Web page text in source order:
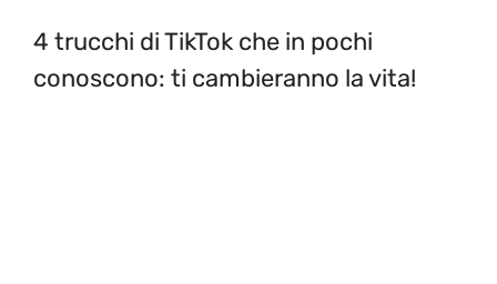
4 trucchi di TikTok che in pochi
conoscono: ti cambieranno la vita!